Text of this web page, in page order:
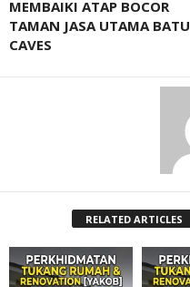
MEMBAIKI ATAP BOCOR
TAMAN JASA UTAMA BATU
CAVES
RELATED ARTICLES